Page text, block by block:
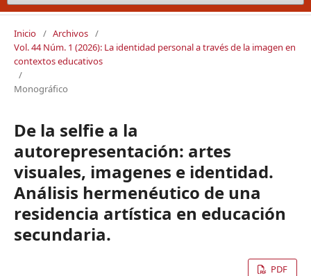
Inicio / Archivos /
Vol. 44 Núm. 1 (2026): La identidad personal a través de la imagen en
contextos educativos
/
Monográfico
De la selfie a la
autorepresentación: artes
visuales, imagenes e identidad.
Análisis hermenéutico de una
residencia artística en educación
secundaria.
PDF